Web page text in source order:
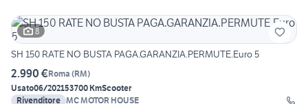
8
SH 150 RATE NO BUSTA PAGA.GARANZIA.PERMUTE.Euro 5
2.990 €Roma (RM)
Usato06/202153700 KmScooter
Rivenditore MC MOTOR HOUSE